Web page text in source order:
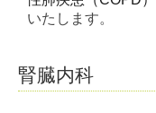
いたします。
腎臓内科